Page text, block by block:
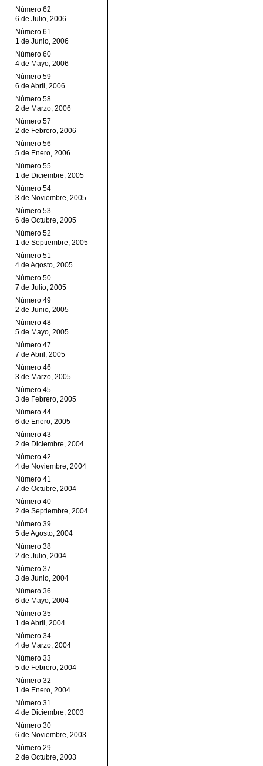
Número 62
6 de Julio, 2006
Número 61
1 de Junio, 2006
Número 60
4 de Mayo, 2006
Número 59
6 de Abril, 2006
Número 58
2 de Marzo, 2006
Número 57
2 de Febrero, 2006
Número 56
5 de Enero, 2006
Número 55
1 de Diciembre, 2005
Número 54
3 de Noviembre, 2005
Número 53
6 de Octubre, 2005
Número 52
1 de Septiembre, 2005
Número 51
4 de Agosto, 2005
Número 50
7 de Julio, 2005
Número 49
2 de Junio, 2005
Número 48
5 de Mayo, 2005
Número 47
7 de Abril, 2005
Número 46
3 de Marzo, 2005
Número 45
3 de Febrero, 2005
Número 44
6 de Enero, 2005
Número 43
2 de Diciembre, 2004
Número 42
4 de Noviembre, 2004
Número 41
7 de Octubre, 2004
Número 40
2 de Septiembre, 2004
Número 39
5 de Agosto, 2004
Número 38
2 de Julio, 2004
Número 37
3 de Junio, 2004
Número 36
6 de Mayo, 2004
Número 35
1 de Abril, 2004
Número 34
4 de Marzo, 2004
Número 33
5 de Febrero, 2004
Número 32
1 de Enero, 2004
Número 31
4 de Diciembre, 2003
Número 30
6 de Noviembre, 2003
Número 29
2 de Octubre, 2003